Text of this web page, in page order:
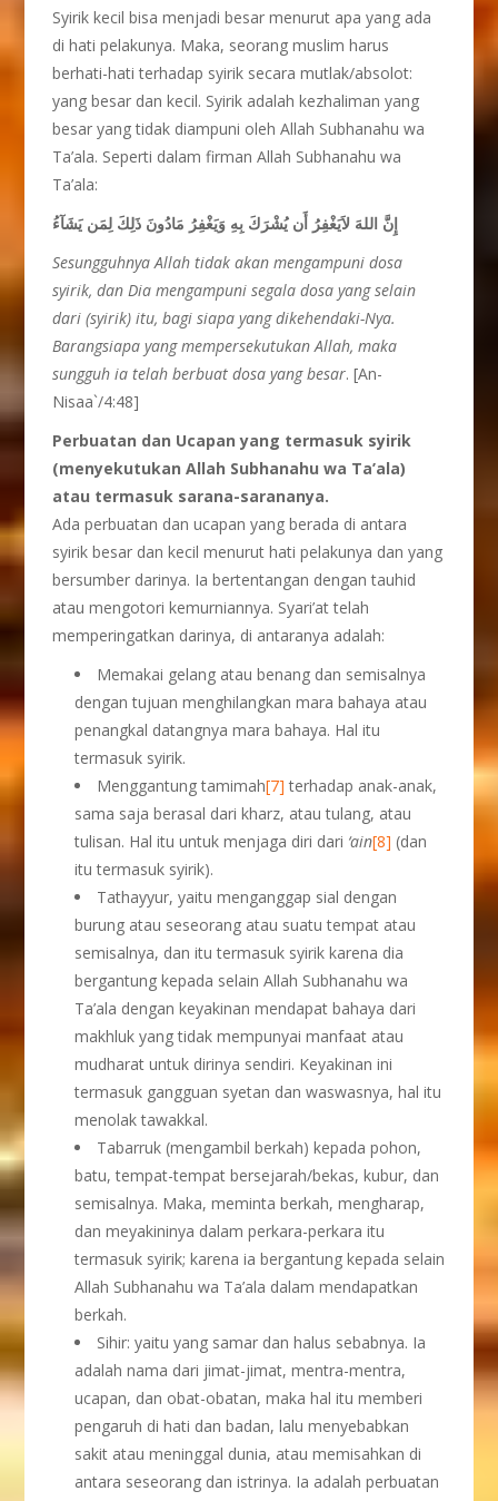
Syirik kecil bisa menjadi besar menurut apa yang ada
di hati pelakunya. Maka, seorang muslim harus
berhati-hati terhadap syirik secara mutlak/absolot:
yang besar dan kecil. Syirik adalah kezhaliman yang
besar yang tidak diampuni oleh Allah Subhanahu wa
Ta’ala. Seperti dalam firman Allah Subhanahu wa
Ta’ala:
إِنَّ اللهَ لاَيَغْفِرُ أَن يُشْرَكَ بِهِ وَيَغْفِرُ مَادُونَ ذَلِكَ لِمَن يَشَآءُ
Sesungguhnya Allah tidak akan mengampuni dosa
syirik, dan Dia mengampuni segala dosa yang selain
dari (syirik) itu, bagi siapa yang dikehendaki-Nya.
Barangsiapa yang mempersekutukan Allah, maka
sungguh ia telah berbuat dosa yang besar. [An-
Nisaa`/4:48]
Perbuatan dan Ucapan yang termasuk syirik
(menyekutukan Allah Subhanahu wa Ta’ala)
atau termasuk sarana-sarananya.
Ada perbuatan dan ucapan yang berada di antara
syirik besar dan kecil menurut hati pelakunya dan yang
bersumber darinya. Ia bertentangan dengan tauhid
atau mengotori kemurniannya. Syari’at telah
memperingatkan darinya, di antaranya adalah:
Memakai gelang atau benang dan semisalnya
dengan tujuan menghilangkan mara bahaya atau
penangkal datangnya mara bahaya. Hal itu
termasuk syirik.
Menggantung tamimah[7] terhadap anak-anak,
sama saja berasal dari kharz, atau tulang, atau
tulisan. Hal itu untuk menjaga diri dari ‘ain[8] (dan
itu termasuk syirik).
Tathayyur, yaitu menganggap sial dengan
burung atau seseorang atau suatu tempat atau
semisalnya, dan itu termasuk syirik karena dia
bergantung kepada selain Allah Subhanahu wa
Ta’ala dengan keyakinan mendapat bahaya dari
makhluk yang tidak mempunyai manfaat atau
mudharat untuk dirinya sendiri. Keyakinan ini
termasuk gangguan syetan dan waswasnya, hal itu
menolak tawakkal.
Tabarruk (mengambil berkah) kepada pohon,
batu, tempat-tempat bersejarah/bekas, kubur, dan
semisalnya. Maka, meminta berkah, mengharap,
dan meyakininya dalam perkara-perkara itu
termasuk syirik; karena ia bergantung kepada selain
Allah Subhanahu wa Ta’ala dalam mendapatkan
berkah.
Sihir: yaitu yang samar dan halus sebabnya. Ia
adalah nama dari jimat-jimat, mentra-mentra,
ucapan, dan obat-obatan, maka hal itu memberi
pengaruh di hati dan badan, lalu menyebabkan
sakit atau meninggal dunia, atau memisahkan di
antara seseorang dan istrinya. Ia adalah perbuatan